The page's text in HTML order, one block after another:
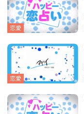
恋愛
恋愛